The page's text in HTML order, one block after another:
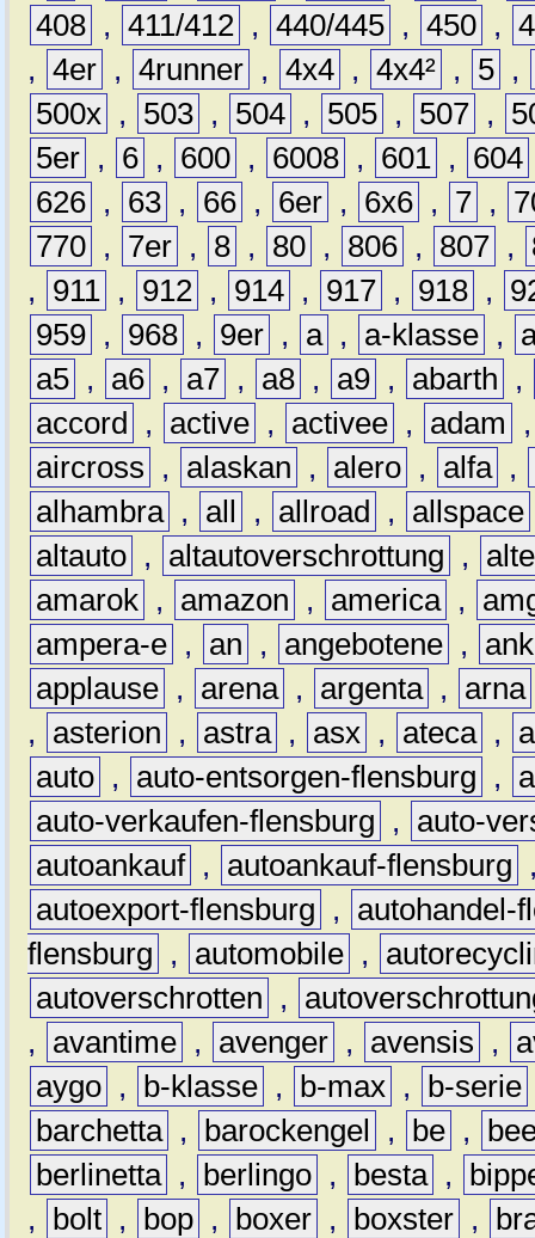
408 , 411/412 , 440/445 , 450 ,
, 4er , 4runner , 4x4 , 4x4² , 5 ,
500x , 503 , 504 , 505 , 507 ,
5er , 6 , 600 , 6008 , 601 , 604
626 , 63 , 66 , 6er , 6x6 , 7 ,
770 , 7er , 8 , 80 , 806 , 807 ,
,
911 , 912 , 914 , 917 , 918 ,
959 , 968 , 9er , a , a-klasse ,
a5 , a6 , a7 , a8 , a9 , abarth
,
accord
, active , activee , adam
aircross
, alaskan , alero , alfa ,
alhambra , all , allroad , allspace
altauto , altautoverschrottung ,
amarok , amazon , america ,
ampera-e , an , angebotene ,
applause , arena , argenta , arna
,
asterion , astra , asx , ateca ,
auto , auto-entsorgen-flensburg ,
auto-verkaufen-flensburg
,
auto-
autoankauf , autoankauf-flensburg
autoexport-flensburg
,
autohandel-
flensburg
, automobile ,
autoverschrotten
,
,
avantime , avenger , avensis ,
aygo , b-klasse , b-max , b-serie
barchetta , barockengel , be ,
berlinetta , berlingo , besta ,
,
bolt , bop , boxer , boxster ,